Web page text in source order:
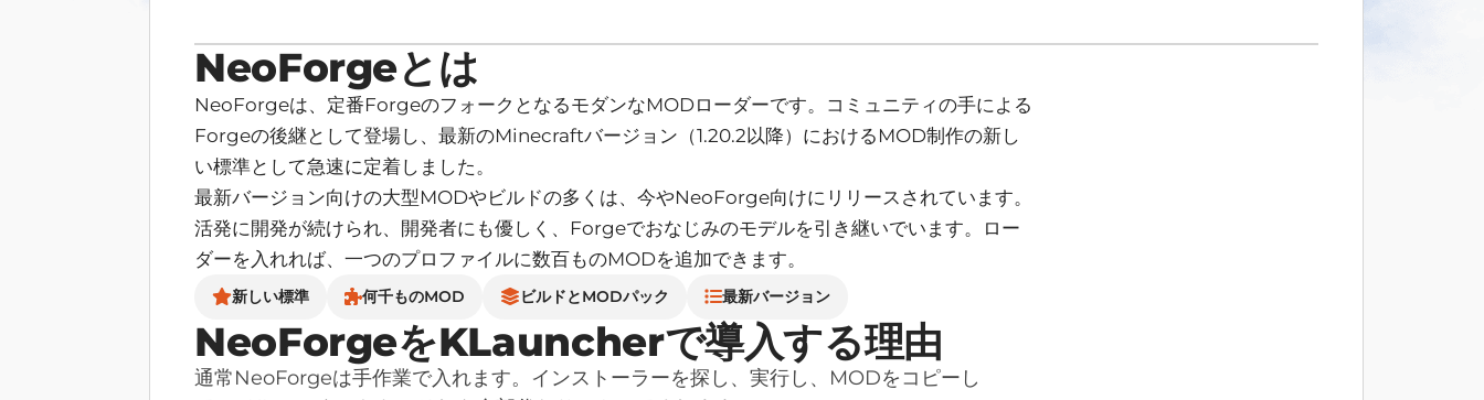
NeoForgeとは
NeoForgeは、定番ForgeのフォークとなるモダンなMODローダーです。コミュニティの手による
Forgeの後継として登場し、最新のMinecraftバージョン（1.20.2以降）におけるMOD制作の新し
い標準として急速に定着しました。
最新バージョン向けの大型MODやビルドの多くは、今やNeoForge向けにリリースされています。
活発に開発が続けられ、開発者にも優しく、Forgeでおなじみのモデルを引き継いでいます。ロー
ダーを入れれば、一つのプロファイルに数百ものMODを追加できます。
新しい標準 何千ものMOD ビルドとMODパック 最新バージョン
NeoForgeをKLauncherで導入する理由
通常NeoForgeは手作業で入れます。インストーラーを探し、実行し、MODをコピーし